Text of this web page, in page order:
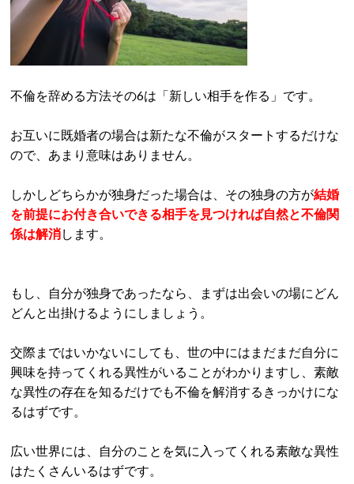
不倫を辞める方法その6は「新しい相手を作る」です。
お互いに既婚者の場合は新たな不倫がスタートするだけな
ので、あまり意味はありません。
しかしどちらかが独身だった場合は、その独身の方が結婚
を前提にお付き合いできる相手を見つければ自然と不倫関
係は解消します。
もし、自分が独身であったなら、まずは出会いの場にどん
どんと出掛けるようにしましょう。
交際まではいかないにしても、世の中にはまだまだ自分に
興味を持ってくれる異性がいることがわかりますし、素敵
な異性の存在を知るだけでも不倫を解消するきっかけにな
るはずです。
広い世界には、自分のことを気に入ってくれる素敵な異性
はたくさんいるはずです。